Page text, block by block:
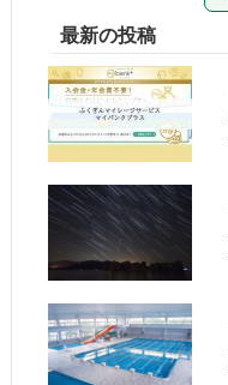
最新の投稿